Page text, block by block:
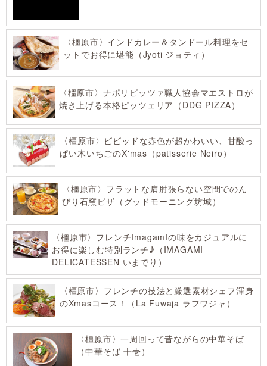
〈橿原市〉インドカレー＆タンドール料理をセ
ットでお得に堪能（Jyoti ジョティ）
〈橿原市〉ナポリピッツァ職人協会マエストロが
焼き上げる本格ピッツェリア（DDG PIZZA）
〈橿原市〉ビビッドな赤色が超かわいい、甘酸っ
ぱい木いちごのX'mas（patisserie Neiro）
〈橿原市〉フラットな肩肘張らない空間でのん
びり石窯ピザ（グッドモーニング坊城）
〈橿原市〉フレンチImagamIの味をカジュアルに
お得に楽しむ特別ランチ♪（IMAGAMI
DELICATESSEN いまでり）
〈橿原市〉フレンチの技法と厳選素材シェフ渾身
のXmasコース！（La Fuwaja ラフワジャ）
〈橿原市〉一周回って昔ながらの中華そば
（中華そば 十壱）